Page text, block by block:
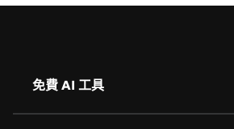
免費 AI 工具